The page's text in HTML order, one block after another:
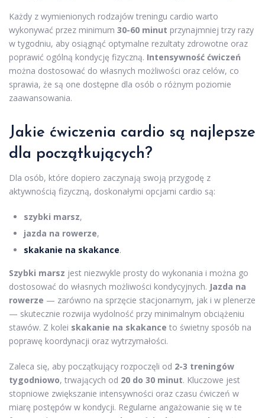
Każdy z wymienionych rodzajów treningu cardio warto
wykonywać przez minimum 30-60 minut przynajmniej trzy razy
w tygodniu, aby osiągnąć optymalne rezultaty zdrowotne oraz
poprawić ogólną kondycję fizyczną. Intensywność ćwiczeń
można dostosować do własnych możliwości oraz celów, co
sprawia, że są one dostępne dla osób o różnym poziomie
zaawansowania.
Jakie ćwiczenia cardio są najlepsze
dla początkujących?
Dla osób, które dopiero zaczynają swoją przygodę z
aktywnością fizyczną, doskonałymi opcjami cardio są:
szybki marsz,
jazda na rowerze,
skakanie na skakance.
Szybki marsz jest niezwykle prosty do wykonania i można go
dostosować do własnych możliwości kondycyjnych. Jazda na
rowerze — zarówno na sprzęcie stacjonarnym, jak i w plenerze
— skutecznie rozwija wydolność przy minimalnym obciążeniu
stawów. Z kolei skakanie na skakance to świetny sposób na
poprawę koordynacji oraz wytrzymałości.
Zaleca się, aby początkujący rozpoczęli od 2-3 treningów
tygodniowo, trwających od 20 do 30 minut. Kluczowe jest
stopniowe zwiększanie intensywności oraz czasu ćwiczeń w
miarę postępów w kondycji. Regularne angażowanie się w te